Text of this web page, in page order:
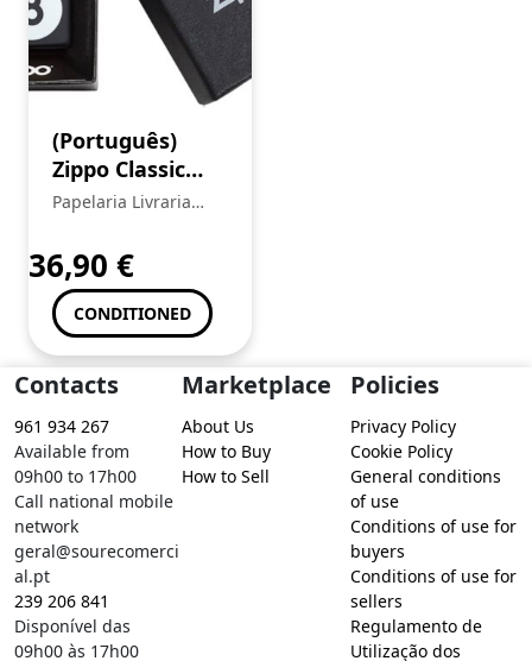
(Português)
Zippo Classic
Black Numero 8
Papelaria Livraria
36,90 €
CONDITIONED
Contacts
961 934 267
Available from
09h00 to 17h00
Call national mobile
network
geral@sourecomerci
al.pt
239 206 841
Disponível das
09h00 às 17h00
Marketplace
About Us
How to Buy
How to Sell
Policies
Privacy Policy
Cookie Policy
General conditions
of use
Conditions of use for
buyers
Conditions of use for
sellers
Regulamento de
Utilização dos